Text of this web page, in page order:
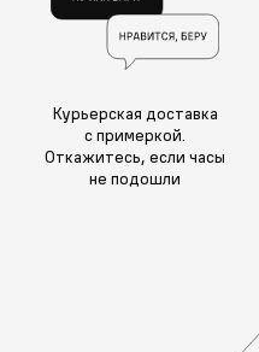
Курьерская доставка
с примеркой.
Откажитесь, если часы
не подошли